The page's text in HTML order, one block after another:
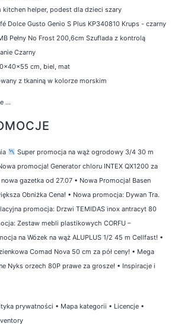
kitchen helper, podest dla dzieci szary
Dolce Gusto Genio S Plus KP340810 Krups - czarny
Pełny No Frost 200,6cm Szuflada z kontrolą
Czarny
cm, biel, mat
z tkaniną w kolorze morskim
...
Super promocja na wąż ogrodowy 3/4 30 m
promocja! Generator chloru INTEX QX1200 za
gazetka od 27.07 • Nowa Promocja! Basen
Obniżka Cena! • Nowa promocja: Dywan Tra.
promocja: Drzwi TEMIDAS inox antracyt 80
Zestaw mebli plastikowych CORFU –
na Wózek na wąż ALUPLUS 1/2 45 m Cellfast! •
Comad Nova 50 cm za pół ceny! • Mega
Nyks orzech 80P prawe za grosze! • Inspiracje i
prywatności • Mapa kategorii • Licencje •